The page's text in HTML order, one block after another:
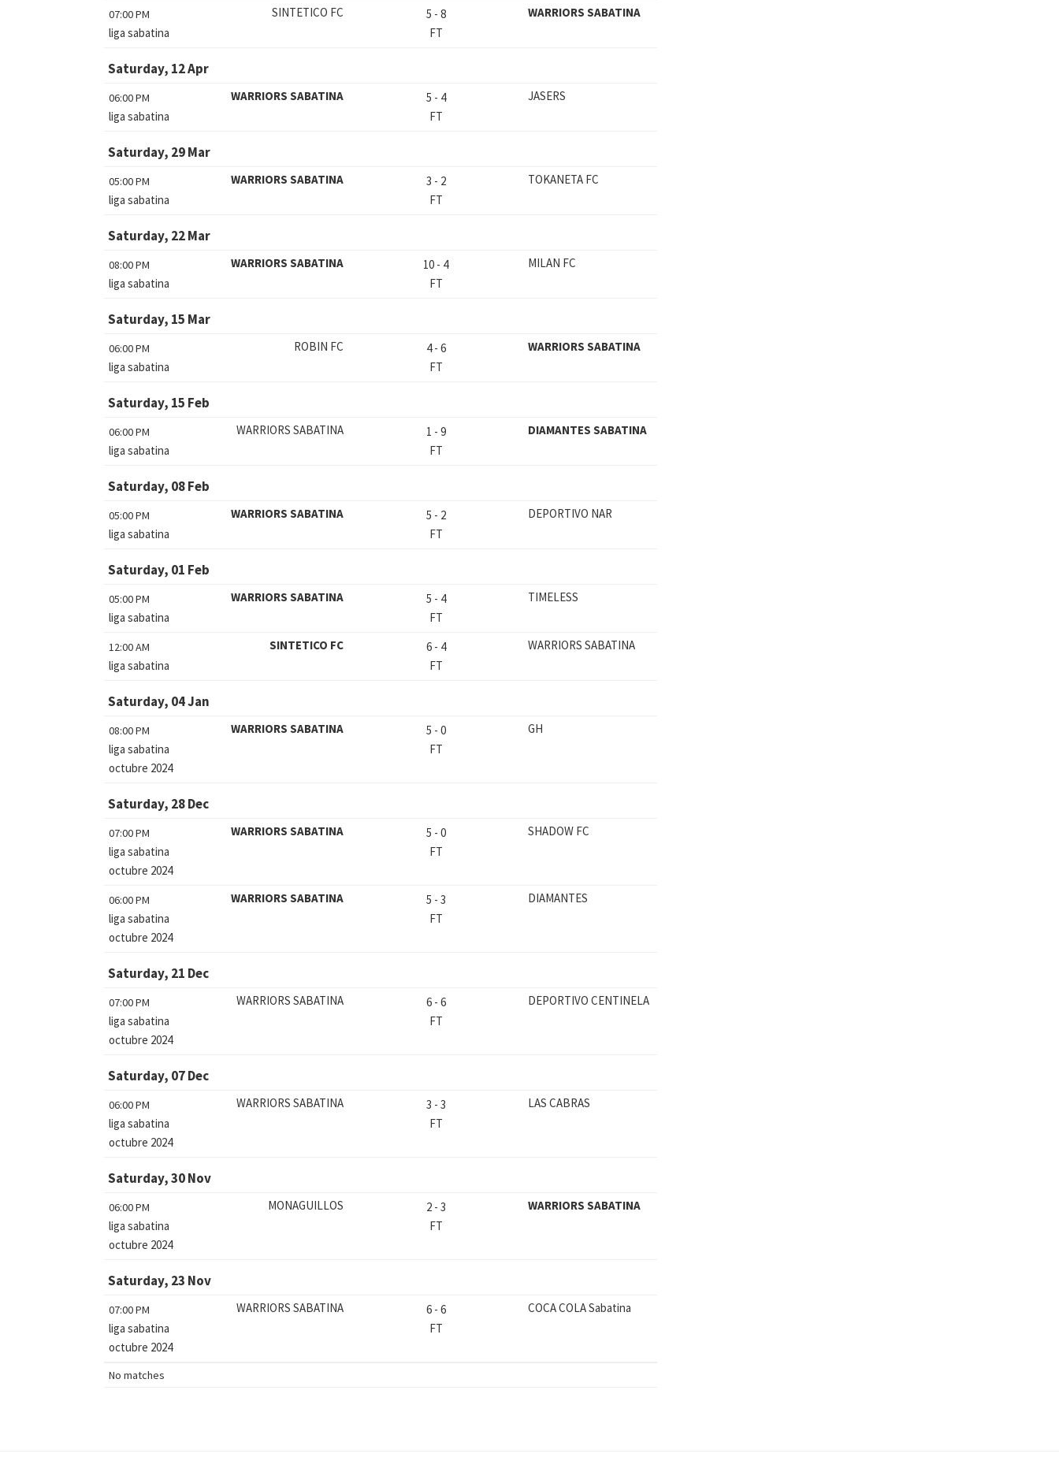
07:00 PM
liga sabatina
SINTETICO FC 5 - 8
FT
WARRIORS SABATINA
Saturday, 12 Apr
06:00 PM
liga sabatina
WARRIORS SABATINA 5 - 4
FT
JASERS
Saturday, 29 Mar
05:00 PM
liga sabatina
WARRIORS SABATINA 3 - 2
FT
TOKANETA FC
Saturday, 22 Mar
08:00 PM
liga sabatina
WARRIORS SABATINA 10 - 4
FT
MILAN FC
Saturday, 15 Mar
06:00 PM
liga sabatina
ROBIN FC 4- 6
FT
WARRIORS SABATINA
Saturday, 15 Feb
06:00 PM
liga sabatina
WARRIORS SABATINA 1 - 9
FT
DIAMANTES SABATINA
Saturday, 08 Feb
05:00 PM
liga sabatina
WARRIORS SABATINA 5 - 2
FT
DEPORTIVO NAR
Saturday, 01 Feb
05:00 PM
liga sabatina
WARRIORS SABATINA 5 - 4
FT
TIMELESS
12:00 AM
liga sabatina
SINTETICO FC 6- 4
FT
WARRIORS SABATINA
Saturday, 04 Jan
08:00 PM
liga sabatina
octubre 2024
WARRIORS SABATINA 5 - 0
FT
GH
Saturday, 28 Dec
07:00 PM
liga sabatina
octubre 2024
WARRIORS SABATINA 5 - 0
FT
SHADOW FC
06:00 PM
liga sabatina
octubre 2024
WARRIORS SABATINA 5 - 3
FT
DIAMANTES
Saturday, 21 Dec
07:00 PM
liga sabatina
octubre 2024
WARRIORS SABATINA 6- 6
FT
DEPORTIVO CENTINELA
Saturday, 07 Dec
06:00 PM
liga sabatina
octubre 2024
WARRIORS SABATINA 3 - 3
FT
LAS CABRAS
Saturday, 30 Nov
06:00 PM
liga sabatina
octubre 2024
MONAGUILLOS 2- 3
FT
WARRIORS SABATINA
Saturday, 23 Nov
07:00 PM
liga sabatina
octubre 2024
WARRIORS SABATINA 6- 6
FT
COCA COLA Sabatina
No matches